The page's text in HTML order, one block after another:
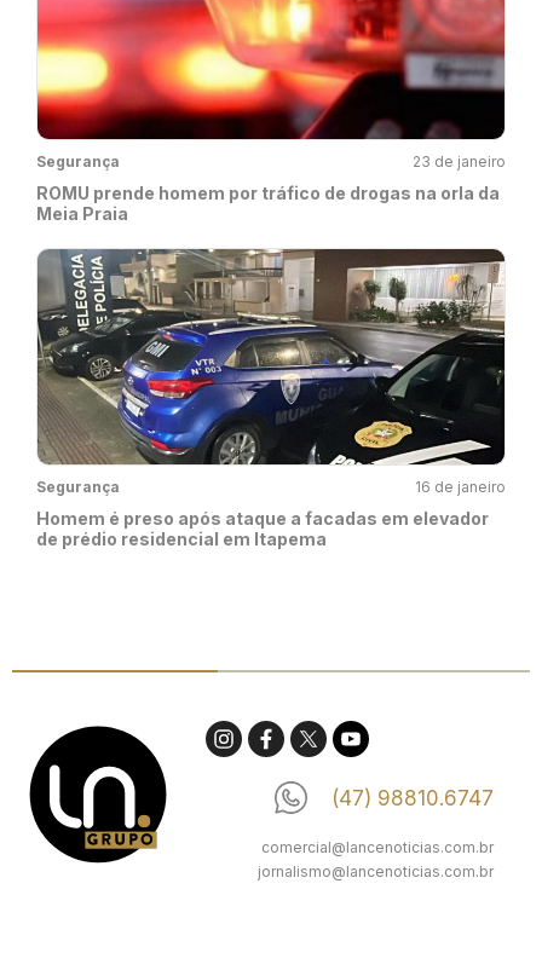
Segurança 23 de janeiro
ROMU prende homem por tráfico de drogas na orla da
Meia Praia
Segurança 16 de janeiro
Homem é preso após ataque a facadas em elevador
de prédio residencial em Itapema
(47) 98810.6747
comercial@lancenoticias.com.br
jornalismo@lancenoticias.com.br